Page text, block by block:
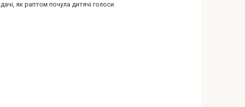
дачі, як раптом почула дитячі голоси.